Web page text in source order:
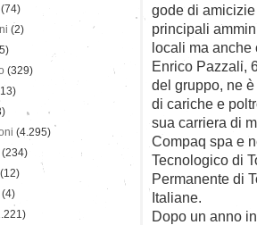
gode di
principali
locali ma anche
Enrico Pazzali,
del gruppo, ne
di cariche e
sua carriera di
Compaq spa e
Tecnologico di
Permanente di
Italiane.
Dopo un anno
(74)
(2)
(329)
(4.295)
(234)
(12)
(4)